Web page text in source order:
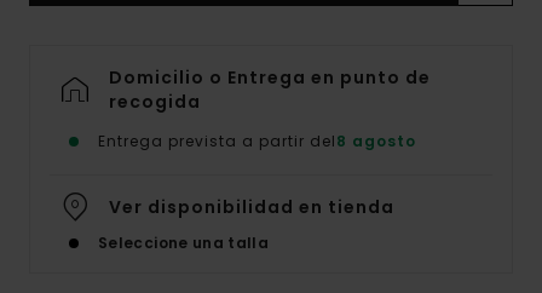
Domicilio o Entrega en punto de
recogida
Entrega prevista a partir del8 agosto
Ver disponibilidad en tienda
Seleccione una talla